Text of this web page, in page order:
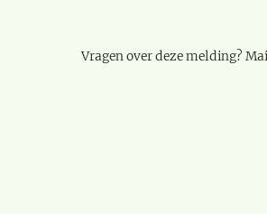
Vragen over deze melding?